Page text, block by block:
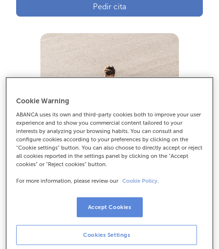
Pedir cita
Cookie Warning
ABANCA uses its own and third-party cookies both to improve your user
experience and to show you commercial content tailored to your
interests by analyzing your browsing habits. You can consult and
configure cookies according to your preferences by clicking on the
"Cookie settings" button. You can also choose to directly accept or reject
all cookies reported in the settings panel by clicking on the "Accept
cookies" or "Reject cookies" button.
For more information, please review our Cookie Policy.
Cookies Settings
Accept Cookies